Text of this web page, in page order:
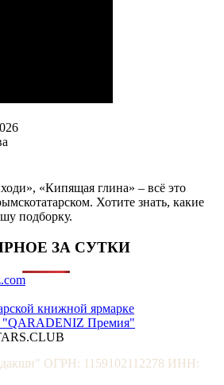
«Кипящая глина» – всё это
Хотите знать, какие
подборку.
ЗА СУТКИ
книжной ярмарке
"QARADENIZ Премия"
ОГРН: 1159102112278 ИНН: